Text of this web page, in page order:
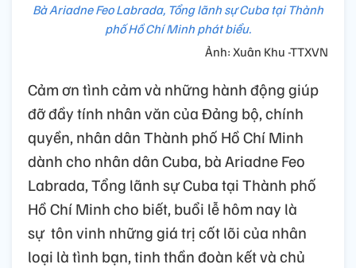
Bà Ariadne Feo Labrada, Tổng lãnh sự Cuba tại Thành
phố Hồ Chí Minh phát biểu.
Ảnh: Xuân Khu -TTXVN
Cảm ơn tình cảm và những hành động giúp
đỡ đầy tính nhân văn của Đảng bộ, chính
quyền, nhân dân Thành phố Hồ Chí Minh
dành cho nhân dân Cuba, bà Ariadne Feo
Labrada, Tổng lãnh sự Cuba tại Thành phố
Hồ Chí Minh cho biết, buổi lễ hôm nay là
sự tôn vinh những giá trị cốt lõi của nhân
loại là tình bạn, tinh thần đoàn kết và chủ